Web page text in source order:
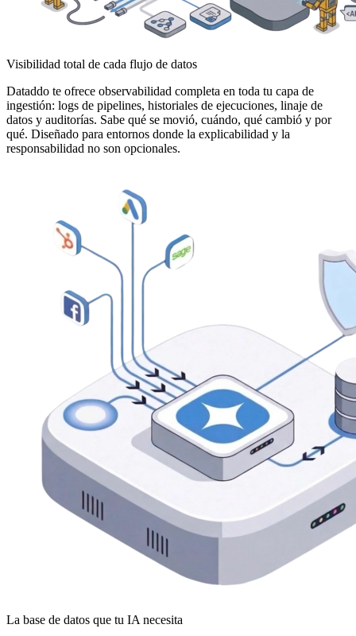
Visibilidad total de cada flujo de datos
Dataddo te ofrece observabilidad completa en toda tu capa de
ingestión: logs de pipelines, historiales de ejecuciones, linaje de
datos y auditorías. Sabe qué se movió, cuándo, qué cambió y por
qué. Diseñado para entornos donde la explicabilidad y la
responsabilidad no son opcionales.
La base de datos que tu IA necesita